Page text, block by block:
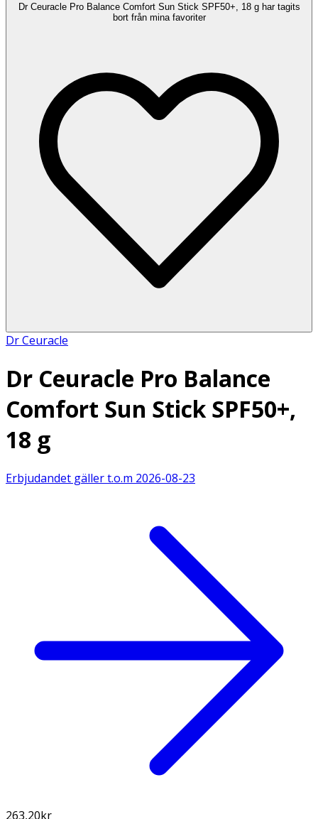
Dr Ceuracle Pro Balance Comfort Sun Stick SPF50+, 18 g har tagits
bort från mina favoriter
Dr Ceuracle
Dr Ceuracle Pro Balance
Comfort Sun Stick SPF50+,
18 g
Erbjudandet gäller t.o.m 2026-08-23
263,20kr